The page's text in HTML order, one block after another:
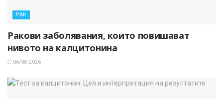
РАК
Ракови заболявания, които повишават
нивото на калцитонина
06/08/2026